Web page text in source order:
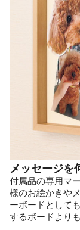
メッセージを
付属品の専用マ
様のお絵かきや
ーボードとして
するボードより